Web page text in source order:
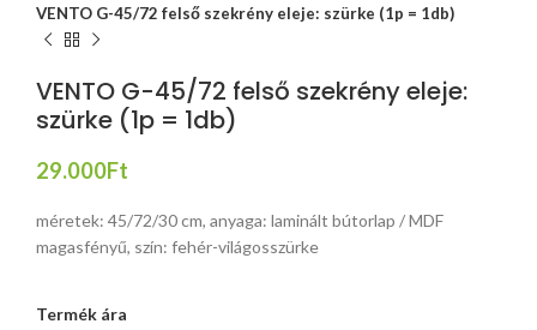
VENTO G-45/72 felső szekrény eleje: szürke (1p = 1db)
VENTO G-45/72 felső szekrény eleje:
szürke (1p = 1db)
29.000Ft
méretek: 45/72/30 cm, anyaga: laminált bútorlap / MDF
magasfényű, szín: fehér-világosszürke
Termék ára